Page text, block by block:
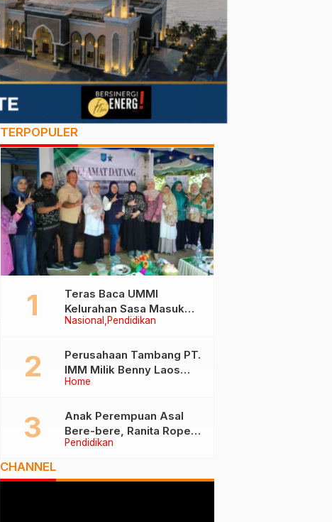
TERPOPULER
Nasional Pendidikan
Teras Baca UMMI
Kelurahan Sasa Masuk
Tiga Besar Nasional, Tim
Ternate
Home
Perusahaan Tambang PT.
IMM Milik Benny Laos
Diduga Tak Miliki Izin HPH
Pendidikan
Anak Perempuan Asal
Bere-bere, Ranita Rope
Dikukuhkan Sebagai Guru
CHANNEL